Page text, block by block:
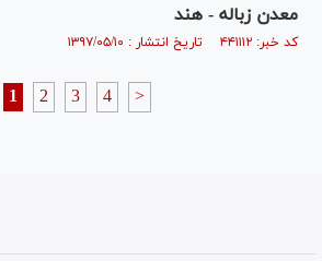
معدن زباله - هند
کد خبر: ۴۴۱۱۱۲ تاریخ انتشار : ۱۳۹۷/۰۵/۱۰
1 2 3 4 >